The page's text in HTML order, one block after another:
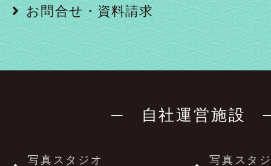
お問合せ・資料請求
─ 自社運営施設
写真スタジオ 写真スタ